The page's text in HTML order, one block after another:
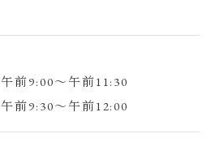
午前9:00～午前11:30
午前9:30～午前12:00